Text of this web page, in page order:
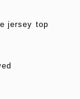
jersey top